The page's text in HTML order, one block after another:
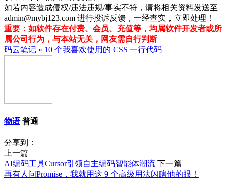
如若内容造成侵权/违法违规/事实不符，请将相关资料发送至
admin@mybj123.com 进行投诉反馈，一经查实，立即处理！
重要：如软件存在付费、会员、充值等，均属软件开发者或所
属公司行为，与本站无关，网友需自行判断
码云笔记 » 10 个我喜欢使用的 CSS 一行代码
物语 普通
分享到：
上一篇
AI编码工具Cursor引领自主编码智能体潮流 下一篇
再有人问Promise，我就用这 9 个高级用法闪瞎他的眼！